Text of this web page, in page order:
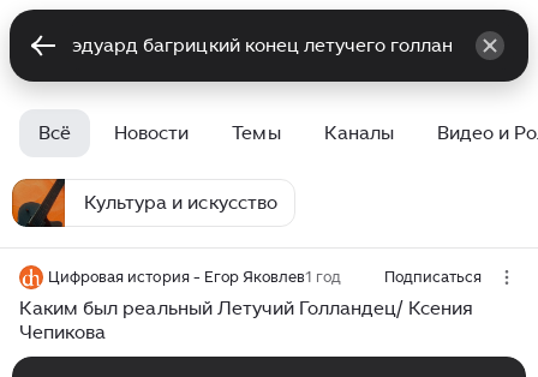
Всё Новости Темы Каналы Видео и
Культура и искусство
Цифровая история - Егор Яковлев1 год Подписаться
Каким был реальный Летучий Голландец/ Ксения
Чепикова